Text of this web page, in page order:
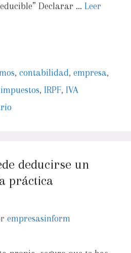
Declarar … Leer
,contabilidad,empresa,
impuestos, IRPF, IVA
deducirse un
práctica
empresasinform